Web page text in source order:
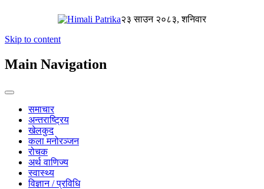
२३ साउन २०८३, शनिवार
Skip to content
Main Navigation
समाचार
अन्तराष्ट्रिय
खेलकुद
कला मनोरञ्जन
रोचक
अर्थ वाणिज्य
स्वास्थ्य
विज्ञान / प्रविधि